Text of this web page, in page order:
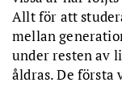
Allt för att
mellan
under resten av
åldras. De första